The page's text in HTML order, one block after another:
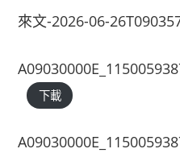
來文-2026-06-
下載